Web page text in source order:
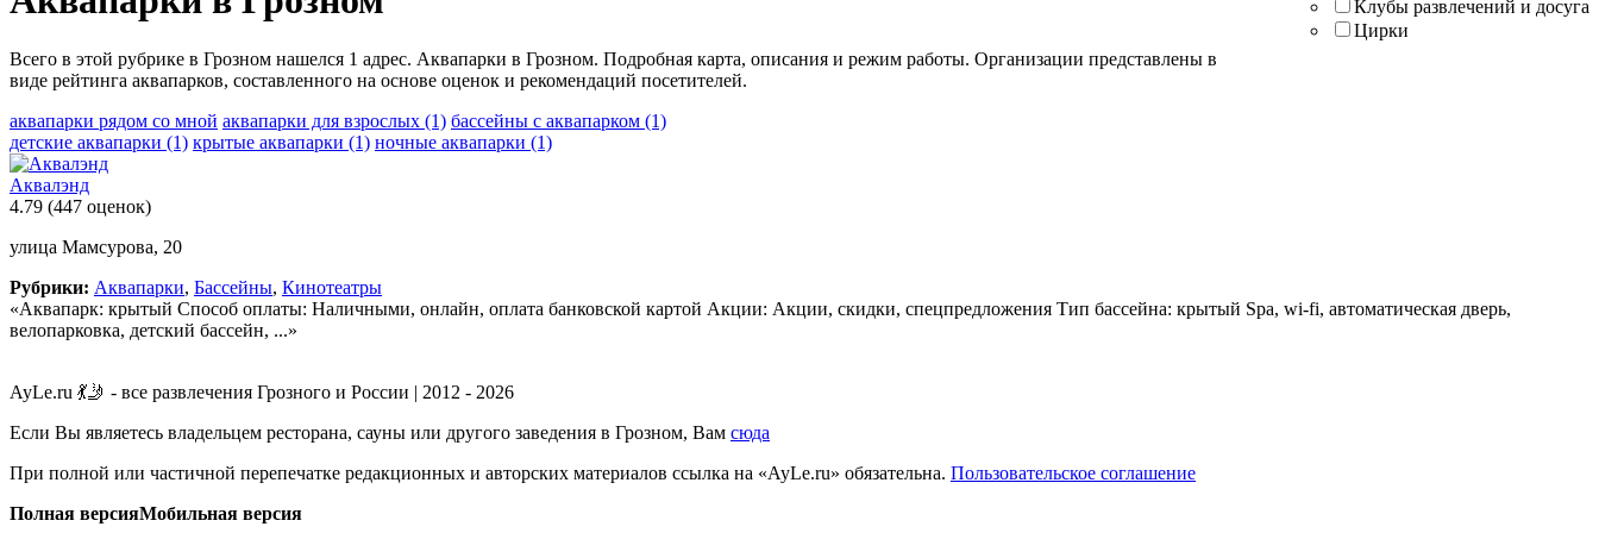
Клубы развлечений и досуга
Цирки
Всего в этой рубрике в Грозном нашелся 1 адрес. Аквапарки в Грозном. Подробная карта, описания и режим работы. Организации представлены в
виде рейтинга аквапарков, составленного на основе оценок и рекомендаций посетителей.
аквапарки рядом со мной аквапарки для взрослых (1) бассейны с аквапарком (1)
детские аквапарки (1) крытые аквапарки (1) ночные аквапарки (1)
Аквалэнд
4.79 (447 оценок)
улица Мамсурова, 20
Рубрики: Аквапарки, Бассейны, Кинотеатры
«Аквапарк: крытый Способ оплаты: Наличными, онлайн, оплата банковской картой Акции: Акции, скидки, спецпредложения Тип бассейна: крытый Spa, wi-fi, автоматическая дверь,
велопарковка, детский бассейн, ...»
AyLe.ru 💃🤳 - все развлечения Грозного и России | 2012 - 2026
Если Вы являетесь владельцем ресторана, сауны или другого заведения в Грозном, Вам сюда
При полной или частичной перепечатке редакционных и авторских материалов ссылка на «AyLe.ru» обязательна. Пользовательское соглашение
Полная версияМобильная версия